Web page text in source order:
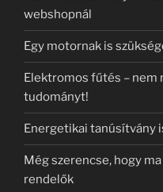
webshopnál
Egy motornak is
Elektromos fűtés – nem
tudományt!
Energetikai tanúsítvány
Még szerencse, hogy
rendelők